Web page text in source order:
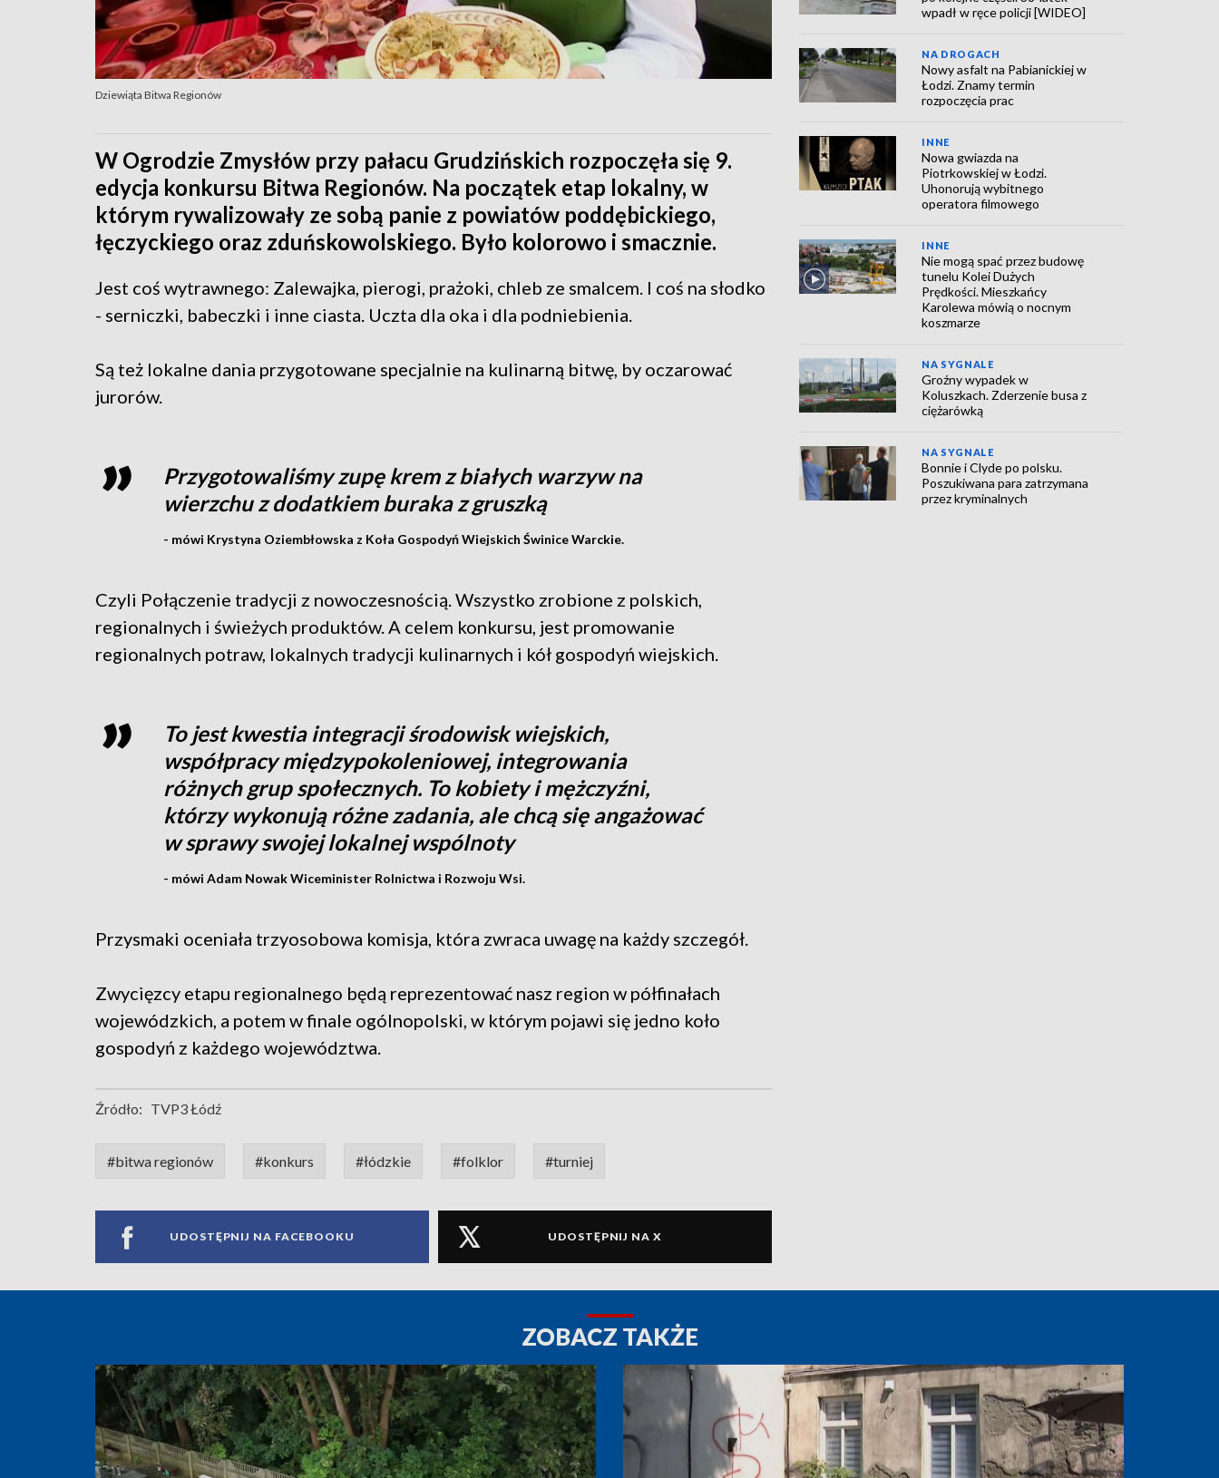
Dziewiąta Bitwa Regionów
W Ogrodzie Zmysłów przy pałacu Grudzińskich rozpoczęła się 9.
edycja konkursu Bitwa Regionów. Na początek etap lokalny, w
którym rywalizowały ze sobą panie z powiatów poddębickiego,
łęczyckiego oraz zduńskowolskiego. Było kolorowo i smacznie.
Jest coś wytrawnego: Zalewajka, pierogi, prażoki, chleb ze smalcem. I coś na słodko
- serniczki, babeczki i inne ciasta. Uczta dla oka i dla podniebienia.
Są też lokalne dania przygotowane specjalnie na kulinarną bitwę, by oczarować
jurorów.
Przygotowaliśmy zupę krem z białych warzyw na
wierzchu z dodatkiem buraka z gruszką
- mówi Krystyna Oziembłowska z Koła Gospodyń Wiejskich Świnice Warckie.
Czyli Połączenie tradycji z nowoczesnością. Wszystko zrobione z polskich,
regionalnych i świeżych produktów. A celem konkursu, jest promowanie
regionalnych potraw, lokalnych tradycji kulinarnych i kół gospodyń wiejskich.
To jest kwestia integracji środowisk wiejskich,
współpracy międzypokoleniowej, integrowania
różnych grup społecznych. To kobiety i mężczyźni,
którzy wykonują różne zadania, ale chcą się angażować
w sprawy swojej lokalnej wspólnoty
- mówi Adam Nowak Wiceminister Rolnictwa i Rozwoju Wsi.
Przysmaki oceniała trzyosobowa komisja, która zwraca uwagę na każdy szczegół.
Zwycięzcy etapu regionalnego będą reprezentować nasz region w półfinałach
wojewódzkich, a potem w finale ogólnopolski, w którym pojawi się jedno koło
gospodyń z każdego województwa.
Źródło: TVP3 Łódź
#bitwa regionów #konkurs #łódzkie #folklor #turniej
UDOSTĘPNIJ NA FACEBOOKU UDOSTĘPNIJ NA X
wpadł w ręce policji [WIDEO]
NA DROGACH
Nowy asfalt na Pabianickiej w
Łodzi. Znamy termin
rozpoczęcia prac
INNE
Nowa gwiazda na
Piotrkowskiej w Łodzi.
Uhonorują wybitnego
operatora filmowego
INNE
Nie mogą spać przez budowę
tunelu Kolei Dużych
Prędkości. Mieszkańcy
Karolewa mówią o nocnym
koszmarze
NA SYGNALE
Groźny wypadek w
Koluszkach. Zderzenie busa z
ciężarówką
NA SYGNALE
Bonnie i Clyde po polsku.
Poszukiwana para zatrzymana
przez kryminalnych
ZOBACZ TAKŻE